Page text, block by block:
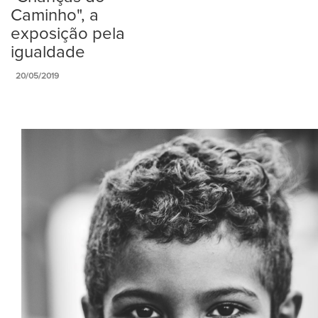
Caminho", a
exposição pela
igualdade
20/05/2019